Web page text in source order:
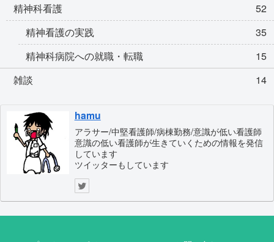
精神科看護
52
精神看護の実践
35
精神科病院への就職・転職
15
雑談
14
hamu
アラサー/中堅看護師/病棟勤務/意識が低い看護師
意識の低い看護師が生きていくための情報を発信
しています
ツイッターもしています